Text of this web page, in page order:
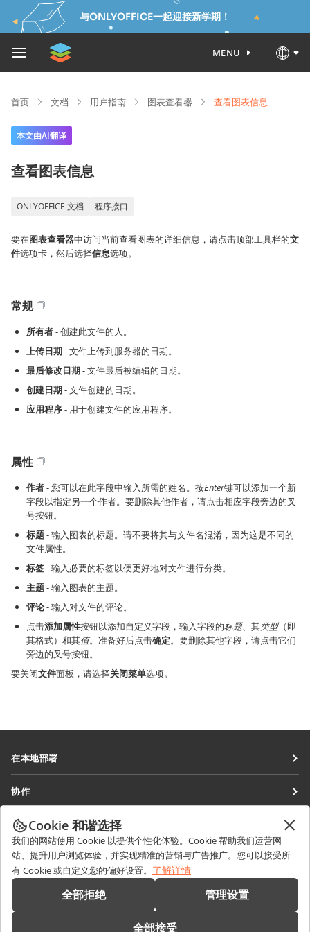
与ONLYOFFICE一起迎接新学期！
MENU
首页 文档 用户指南 图表查看器 查看图表信息
本文由AI翻译
查看图表信息
ONLYOFFICE 文档 程序接口
要在图表查看器中访问当前查看图表的详细信息，请点击顶部工具栏的文
件选项卡，然后选择信息选项。
常规
所有者- 创建此文件的人。
上传日期- 文件上传到服务器的日期。
最后修改日期- 文件最后被编辑的日期。
创建日期- 文件创建的日期。
应用程序- 用于创建文件的应用程序。
属性
作者- 您可以在此字段中输入所需的姓名。按Enter键可以添加一个新
字段以指定另一个作者。要删除其他作者，请点击相应字段旁边的叉
号按钮。
标题- 输入图表的标题。请不要将其与文件名混淆，因为这是不同的
文件属性。
标签- 输入必要的标签以便更好地对文件进行分类。
主题- 输入图表的主题。
评论- 输入对文件的评论。
点击添加属性按钮以添加自定义字段，输入字段的标题、其类型（即
其格式）和其值。准备好后点击确定。要删除其他字段，请点击它们
旁边的叉号按钮。
要关闭文件面板，请选择关闭菜单选项。
在本地部署
协作空间
工作区
连接器
桌面应用程序
移动应用程序
协作
针对翻译人员
针对博主
职位空缺
获取最新资讯
博客
获取帮助
论坛
销售相关问题
sales@onlyoffice.com
Cookie 和谐选择
我们的网站使用 Cookie 以提供个性化体验。Cookie 帮助我们运营网
站、提升用户浏览体验，并实现精准的营销与广告推广。您可以接受所
有 Cookie 或自定义您的偏好设置。 了解详情
全部拒绝 管理设置
全部接受